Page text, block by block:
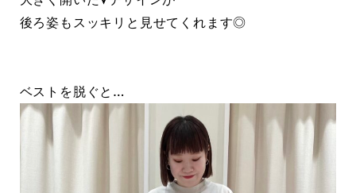
後ろ姿もスッキリと見せてくれます◎
ベストを脱ぐと…